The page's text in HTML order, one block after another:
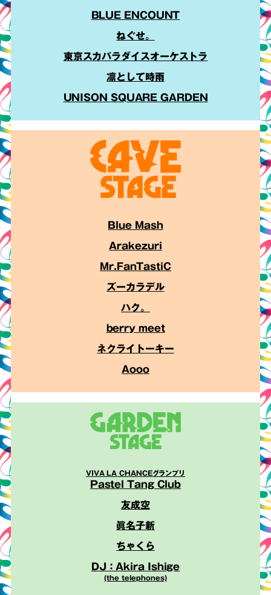
BLUE ENCOUNT
ねぐせ。
東京スカパラダイスオーケストラ
凛として時雨
UNISON SQUARE GARDEN
Blue Mash
Arakezuri
Mr.FanTastiC
ズーカラデル
ハク。
berry meet
ネクライトーキー
Aooo
VIVA LA CHANCEグランプリ
Pastel Tang Club
友成空
眞名子新
ちゃくら
DJ：Akira Ishige
(the telephones)